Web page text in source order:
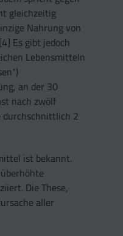
gleichzeitig
Nahrung von
Es gibt jedoch
Lebensmitteln
an der 30
nach zwölf
durchschnittlich 2
ist bekannt.
Die These,
aller